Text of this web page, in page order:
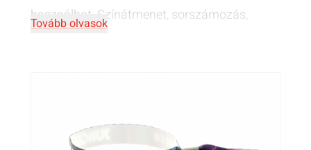
használhat. Színátmenet, sorszámozás,
Tudta, hogy RFID technológiával készült
Tovább olvasok